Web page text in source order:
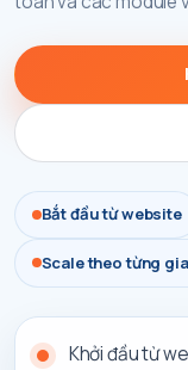
Bắt đầu từ website
Scale theo từng
Khởi đầu từ